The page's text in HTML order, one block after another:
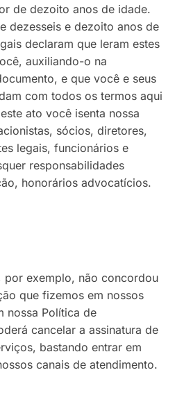
de dezoito anos de idade.
dezesseis e dezoito anos de
declaram que leram estes
auxiliando-o na
e que você e seus
com todos os termos aqui
ato você isenta nossa
sócios, diretores,
legais, funcionários e
responsabilidades
honorários advocatícios.
por exemplo, não concordou
que fizemos em nossos
nossa Política de
cancelar a assinatura de
bastando entrar em
canais de atendimento.